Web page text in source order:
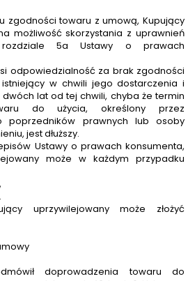
zgodności towaru z umową, Kupujący
możliwość skorzystania z uprawnień
5a Ustawy o prawach
odpowiedzialność za brak zgodności
w chwili jego dostarczenia i
lat od tej chwili, chyba że termin
do użycia, określony przez
poprzedników prawnych lub osoby
jest dłuższy.
Ustawy o prawach konsumenta,
może w każdym przypadku
uprzywilejowany może złożyć
doprowadzenia towaru do